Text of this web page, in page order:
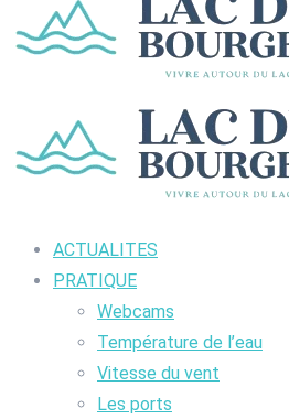
ACTUALITES
PRATIQUE
Webcams
Température de l’eau
Vitesse du vent
Les ports